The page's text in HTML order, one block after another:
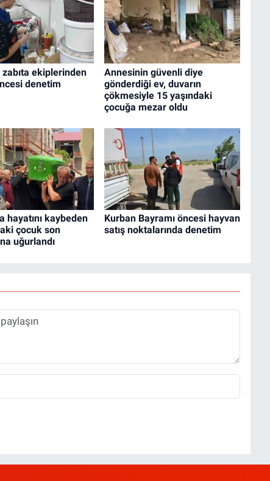
ekiplerinden
denetim
Annesinin güvenli diye
gönderdiği ev, duvarın
çökmesiyle 15 yaşındaki
çocuğa mezar oldu
hayatını kaybeden
çocuk son
uğurlandı
Kurban Bayramı öncesi hayvan
satış noktalarında denetim